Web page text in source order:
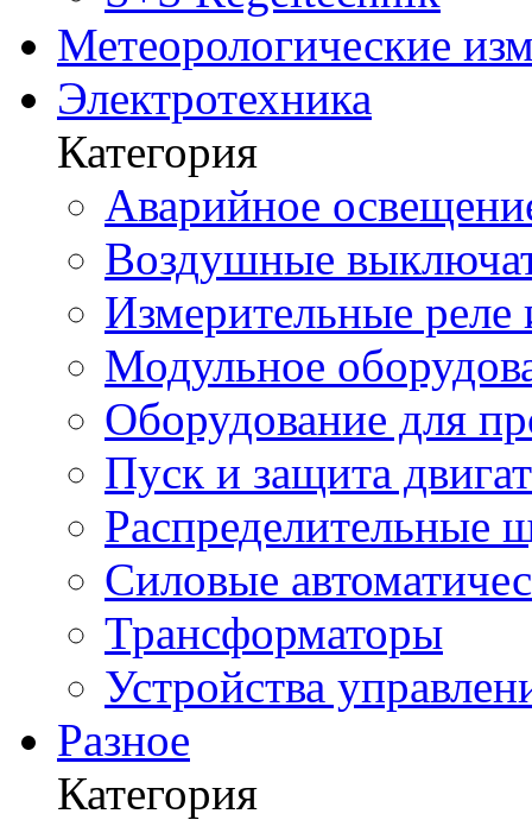
Метеорологические
Электротехника
Категория
Аварийное
Воздушные
Измерительные реле
Модульное
Оборудование для
Пуск и защита
Распределительные
Силовые
Трансформаторы
Устройства
Разное
Категория